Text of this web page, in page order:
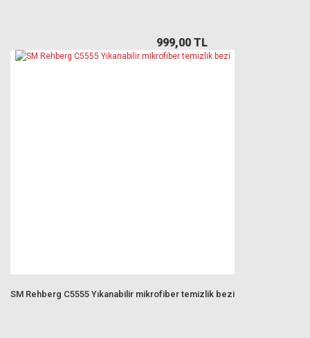
999,00 TL
SM Rehberg C5555 Yıkanabilir mikrofiber temizlik bezi